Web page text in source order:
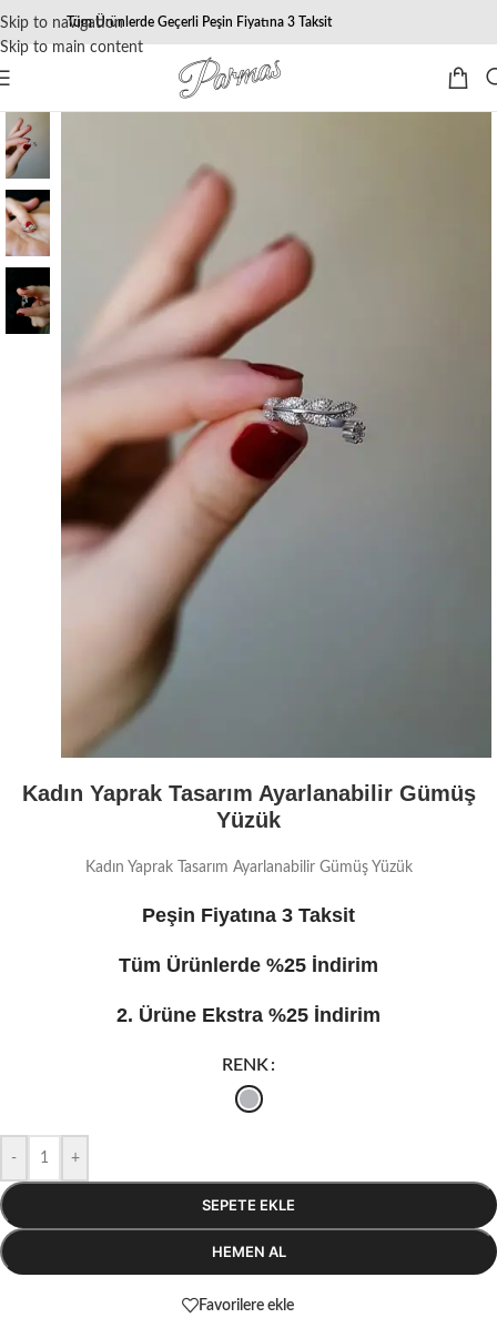
Skip to navigation
Skip to main content
Tüm Ürünlerde Geçerli Peşin Fiyatına 3 Taksit
Kadın Yaprak Tasarım Ayarlanabilir Gümüş
Yüzük
Kadın Yaprak Tasarım Ayarlanabilir Gümüş Yüzük
Peşin Fiyatına 3 Taksit
Tüm Ürünlerde %25 İndirim
2. Ürüne Ekstra %25 İndirim
RENK
- +
SEPETE EKLE
HEMEN AL
Favorilere ekle